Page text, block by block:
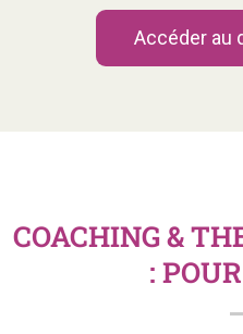
Accéder au
COACHING &
: